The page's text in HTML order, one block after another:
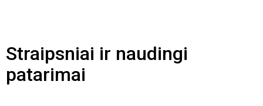
Straipsniai ir naudingi
patarimai